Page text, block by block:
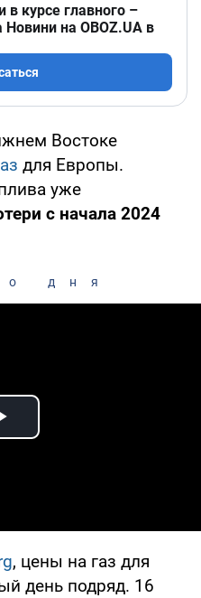
курсе главного –
на OBOZ.UA в
Востоке
для Европы.
уже
с начала 2024
дня
Play Video
, цены на газ для
день подряд. 16